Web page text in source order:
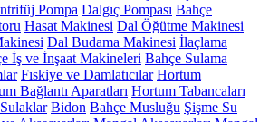
Pompa Dalgıç Pompası Bahçe
Hasat Makinesi Dal Öğütme Makinesi
Dal Budama Makinesi İlaçlama
İş ve İnşaat Makineleri Bahçe Sulama
Fıskiye ve Damlatıcılar Hortum
Bağlantı Aparatları Hortum Tabancaları
Sulaklar Bidon Bahçe Musluğu Şişme Su